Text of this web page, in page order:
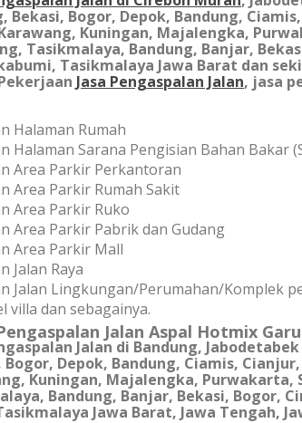
Bekasi, Bogor, Depok, Bandung,
Kuningan, Majalengka,
Tasikmalaya, Bandung, Banjar,
Tasikmalaya Jawa Barat dan
Jasa Pengaspalan Jalan, jasa
Halaman Rumah
Halaman Sarana Pengisian Bahan Bakar
Area Parkir Perkantoran
Area Parkir Rumah Sakit
Area Parkir Ruko
Area Parkir Pabrik dan Gudang
Area Parkir Mall
Jalan Raya
Jalan Lingkungan/Perumahan/Komplek
villa dan sebagainya.
Jalan Aspal Hotmix
Jalan di Bandung,
Depok, Bandung, Ciamis,
Kuningan, Majalengka, Purwakarta,
Bandung, Banjar, Bekasi, Bogor,
Jawa Barat, Jawa Tengah,